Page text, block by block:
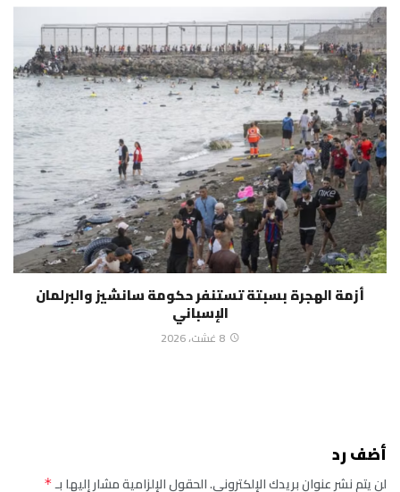
أزمة الهجرة بسبتة تستنفر حكومة سانشيز والبرلمان
الإسباني
8 غشت، 2026
أضف رد
لن يتم نشر عنوان بريدك الإلكتروني.الحقول الإلزامية مشار إليها بـ*